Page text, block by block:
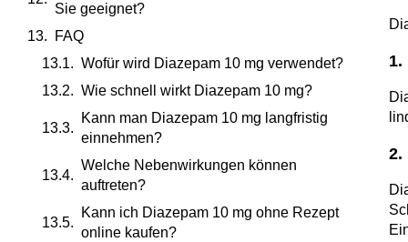
Sie geeignet?
FAQ
Wofür wird Diazepam 10 mg verwendet?
Wie schnell wirkt Diazepam 10 mg?
Kann man Diazepam 10 mg langfristig
einnehmen?
Welche Nebenwirkungen können
auftreten?
Kann ich Diazepam 10 mg ohne Rezept
online kaufen?
1.
2.